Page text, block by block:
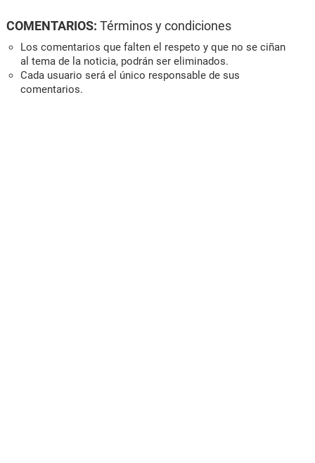
COMENTARIOS: Términos y condiciones
Los comentarios que falten el respeto y que no se ciñan
al tema de la noticia, podrán ser eliminados.
Cada usuario será el único responsable de sus
comentarios.